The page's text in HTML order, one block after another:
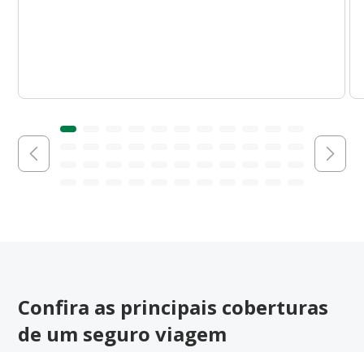
Confira as principais coberturas
de um seguro viagem